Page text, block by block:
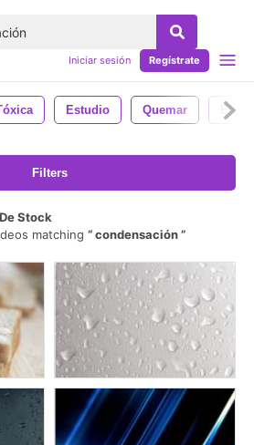
Iniciar sesión Regístrate
Estudio Quemar
Filters
Stock
matching
condensación